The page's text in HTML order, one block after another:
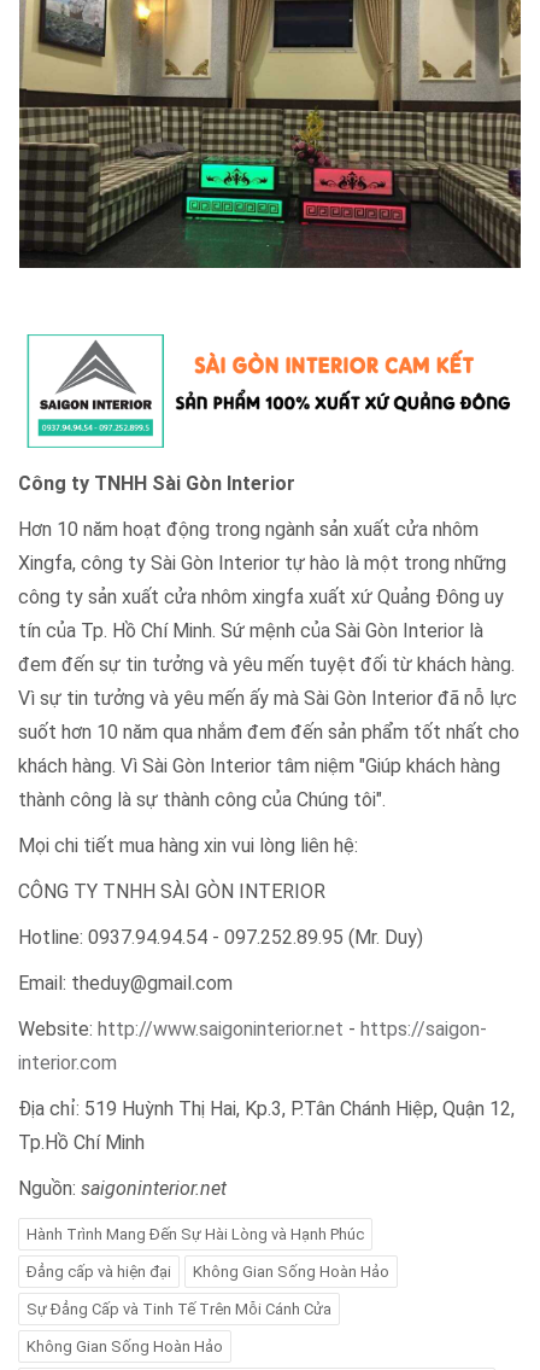
Công ty TNHH Sài Gòn Interior
Hơn 10 năm hoạt động trong ngành sản xuất cửa nhôm
Xingfa, công ty Sài Gòn Interior tự hào là một trong những
công ty sản xuất cửa nhôm xingfa xuất xứ Quảng Đông uy
tín của Tp. Hồ Chí Minh. Sứ mệnh của Sài Gòn Interior là
đem đến sự tin tưởng và yêu mến tuyệt đối từ khách hàng.
Vì sự tin tưởng và yêu mến ấy mà Sài Gòn Interior đã nỗ lực
suốt hơn 10 năm qua nhắm đem đến sản phẩm tốt nhất cho
khách hàng. Vì Sài Gòn Interior tâm niệm "Giúp khách hàng
thành công là sự thành công của Chúng tôi".
Mọi chi tiết mua hàng xin vui lòng liên hệ:
CÔNG TY TNHH SÀI GÒN INTERIOR
Hotline: 0937.94.94.54 - 097.252.89.95 (Mr. Duy)
Email: theduy@gmail.com
Website: http://www.saigoninterior.net - https://saigon-
interior.com
Địa chỉ: 519 Huỳnh Thị Hai, Kp.3, P.Tân Chánh Hiệp, Quận 12,
Tp.Hồ Chí Minh
Nguồn: saigoninterior.net
Hành Trình Mang Đến Sự Hài Lòng và Hạnh Phúc
Đẳng cấp và hiện đại Không Gian Sống Hoàn Hảo
Sự Đẳng Cấp và Tinh Tế Trên Mỗi Cánh Cửa
Không Gian Sống Hoàn Hảo